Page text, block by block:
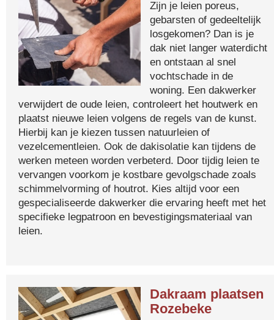
Zijn je leien poreus,
gebarsten of gedeeltelijk
losgekomen? Dan is je
dak niet langer waterdicht
en ontstaan al snel
vochtschade in de
woning. Een dakwerker
verwijdert de oude leien, controleert het houtwerk en
plaatst nieuwe leien volgens de regels van de kunst.
Hierbij kan je kiezen tussen natuurleien of
vezelcementleien. Ook de dakisolatie kan tijdens de
werken meteen worden verbeterd. Door tijdig leien te
vervangen voorkom je kostbare gevolgschade zoals
schimmelvorming of houtrot. Kies altijd voor een
gespecialiseerde dakwerker die ervaring heeft met het
specifieke legpatroon en bevestigingsmateriaal van
leien.
Dakraam plaatsen
Rozebeke